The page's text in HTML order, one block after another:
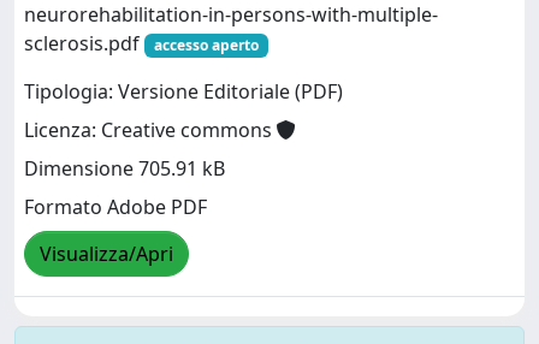
neurorehabilitation-in-persons-with-multiple-
sclerosis.pdf
accesso aperto
Tipologia: Versione Editoriale (PDF)
Licenza: Creative commons
Dimensione 705.91 kB
Formato Adobe PDF
Visualizza/Apri